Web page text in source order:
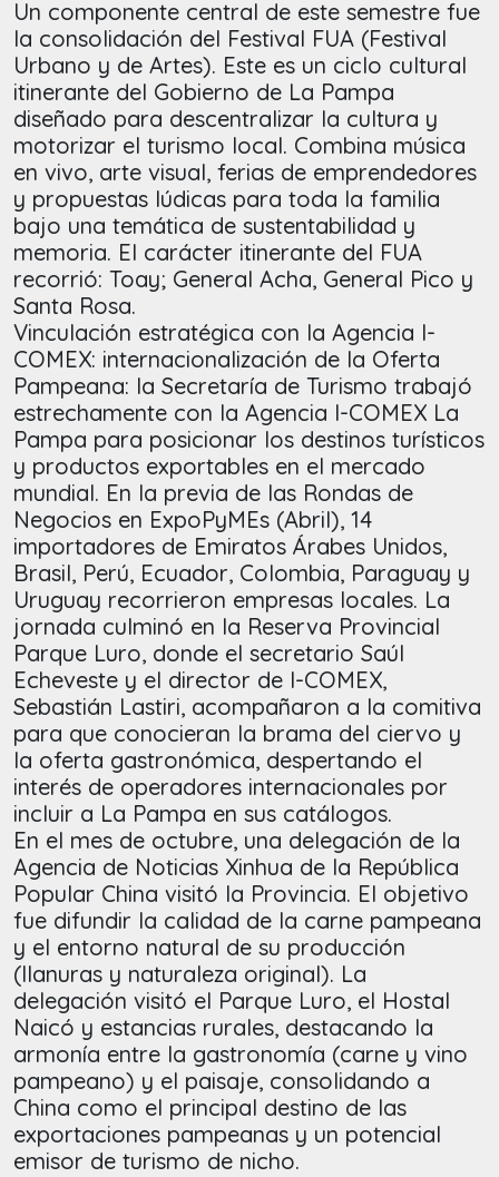
Un componente central de este semestre fue
la consolidación del Festival FUA (Festival
Urbano y de Artes). Este es un ciclo cultural
itinerante del Gobierno de La Pampa
diseñado para descentralizar la cultura y
motorizar el turismo local. Combina música
en vivo, arte visual, ferias de emprendedores
y propuestas lúdicas para toda la familia
bajo una temática de sustentabilidad y
memoria. El carácter itinerante del FUA
recorrió: Toay; General Acha, General Pico y
Santa Rosa.
Vinculación estratégica con la Agencia I-
COMEX: internacionalización de la Oferta
Pampeana: la Secretaría de Turismo trabajó
estrechamente con la Agencia I-COMEX La
Pampa para posicionar los destinos turísticos
y productos exportables en el mercado
mundial. En la previa de las Rondas de
Negocios en ExpoPyMEs (Abril), 14
importadores de Emiratos Árabes Unidos,
Brasil, Perú, Ecuador, Colombia, Paraguay y
Uruguay recorrieron empresas locales. La
jornada culminó en la Reserva Provincial
Parque Luro, donde el secretario Saúl
Echeveste y el director de I-COMEX,
Sebastián Lastiri, acompañaron a la comitiva
para que conocieran la brama del ciervo y
la oferta gastronómica, despertando el
interés de operadores internacionales por
incluir a La Pampa en sus catálogos.
En el mes de octubre, una delegación de la
Agencia de Noticias Xinhua de la República
Popular China visitó la Provincia. El objetivo
fue difundir la calidad de la carne pampeana
y el entorno natural de su producción
(llanuras y naturaleza original). La
delegación visitó el Parque Luro, el Hostal
Naicó y estancias rurales, destacando la
armonía entre la gastronomía (carne y vino
pampeano) y el paisaje, consolidando a
China como el principal destino de las
exportaciones pampeanas y un potencial
emisor de turismo de nicho.